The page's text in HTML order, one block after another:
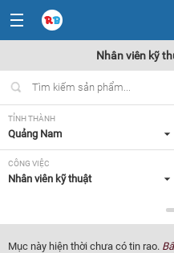
Nhân viên kỹ
TỈNH THÀNH
Quảng Nam
CÔNG VIỆC
Nhân viên kỹ thuật
Tất cả
Mục này hiện thời chưa có tin rao.